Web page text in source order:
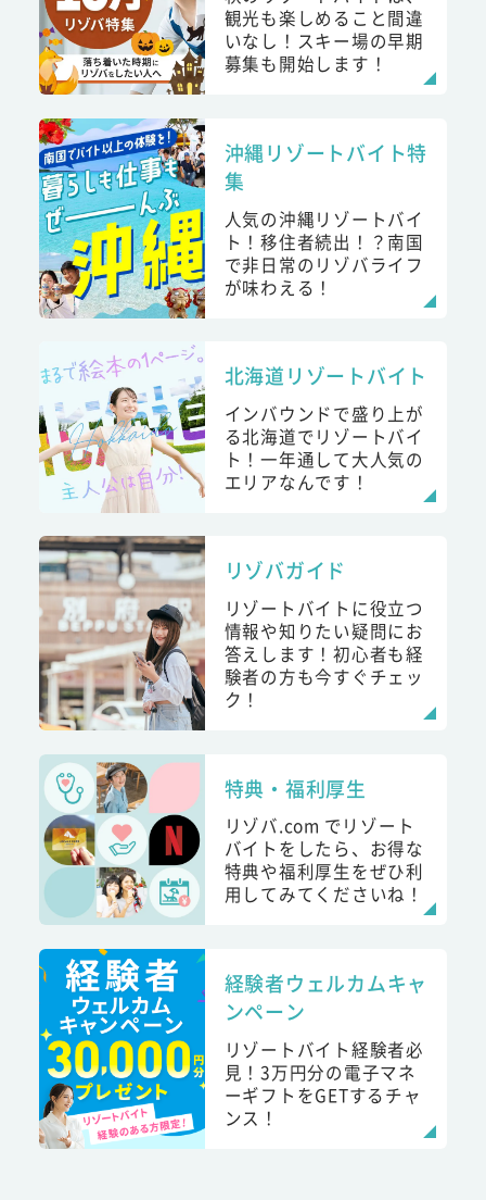
観光も楽しめること間違
いなし！スキー場の早期
募集も開始します！
沖縄リゾートバイト特
集
人気の沖縄リゾートバイ
ト！移住者続出！？南国
で非日常のリゾバライフ
が味わえる！
北海道リゾートバイト
インバウンドで盛り上が
る北海道でリゾートバイ
ト！一年通して大人気の
エリアなんです！
リゾバガイド
リゾートバイトに役立つ
情報や知りたい疑問にお
答えします！初心者も経
験者の方も今すぐチェッ
ク！
特典・福利厚生
リゾバ.com でリゾート
バイトをしたら、お得な
特典や福利厚生をぜひ利
用してみてくださいね！
経験者ウェルカムキャ
ンペーン
リゾートバイト経験者必
見！3万円分の電子マネ
ーギフトをGETするチャ
ンス！